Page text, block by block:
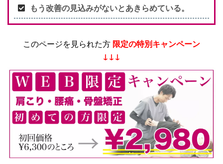
もう改善の見込みがないとあきらめている。
このページを見られた方 限定の特別キャンペーン
↓↓↓